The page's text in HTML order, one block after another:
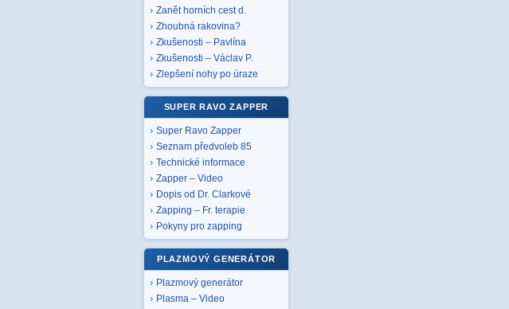
Zanět horních cest d.
Zhoubná rakovina?
Zkušenosti – Pavlína
Zkušenosti – Václav P.
Zlepšení nohy po úraze
SUPER RAVO ZAPPER
Super Ravo Zapper
Seznam předvoleb 85
Technické informace
Zapper – Video
Dopis od Dr. Clarkové
Zapping – Fr. terapie
Pokyny pro zapping
PLAZMOVÝ GENERÁTOR
Plazmový generátor
Plasma – Video